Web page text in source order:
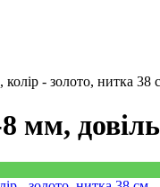
- золото, нитка 38
мм,